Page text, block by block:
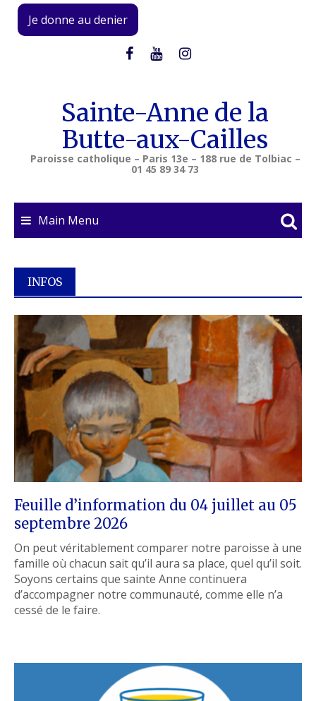
Skip
content
Je donne au denier
Sainte-Anne de la
Butte-aux-Cailles
Paroisse catholique – Paris 13e – 188 rue de Tolbiac –
01 45 89 34 73
Main Menu
INFOS
Feuille d’information du 04 juillet au 05
septembre 2026
On peut véritablement comparer notre paroisse à une
famille où chacun sait qu’il aura sa place, quel qu’il soit.
Soyons certains que sainte Anne continuera
d’accompagner notre communauté, comme elle n’a
cessé de le faire.